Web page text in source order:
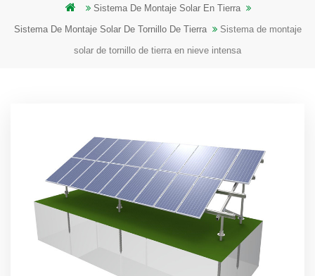
Sistema De Montaje Solar En Tierra
Sistema De Montaje Solar De Tornillo De Tierra
Sistema de montaje
solar de tornillo de tierra en nieve intensa